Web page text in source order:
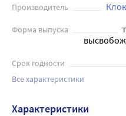
Производитель
Форма выпуска
Срок годности
Все характеристики
Характеристики